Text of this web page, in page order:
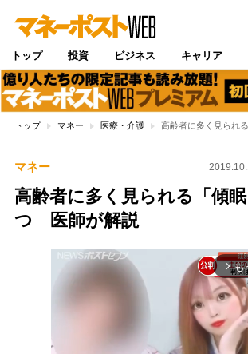
トップ 投資 ビジネス キャリア
トップ マネー 医療・介護 高齢者に多く見られ
マネー
高齢者に多く見られる「傾
つ 医師が解説
arrow_forward_ios も